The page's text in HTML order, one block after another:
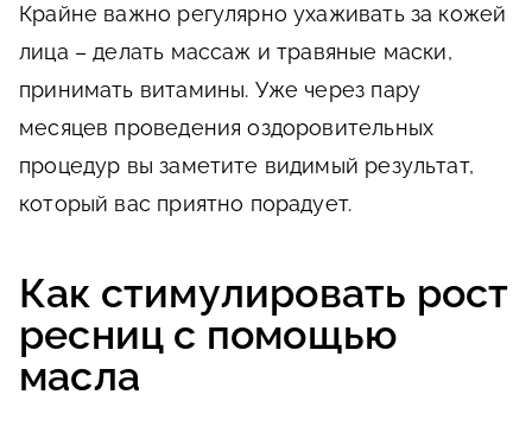
Крайне важно регулярно ухаживать за кожей
лица – делать массаж и травяные маски,
принимать витамины. Уже через пару
месяцев проведения оздоровительных
процедур вы заметите видимый результат,
который вас приятно порадует.
Как стимулировать рост
ресниц с помощью
масла